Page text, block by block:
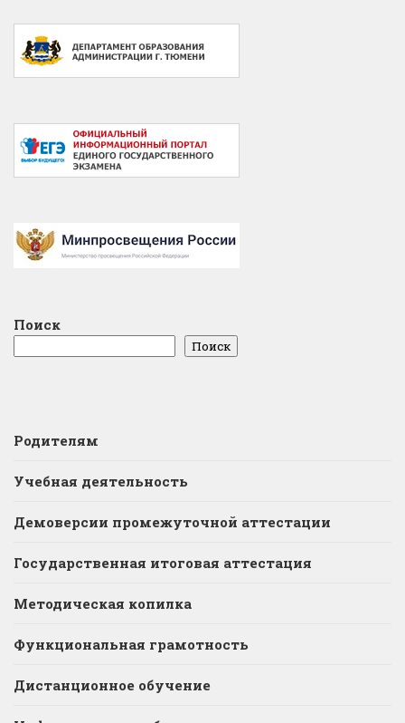
Поиск
Поиск
Родителям
Учебная деятельность
Демоверсии промежуточной аттестации
Государственная итоговая аттестация
Методическая копилка
Функциональная грамотность
Дистанционное обучение